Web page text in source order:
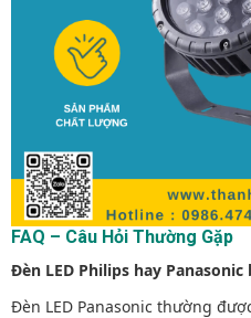
FAQ – Câu Hỏi Thường Gặp
Đèn LED Philips hay Panasonic
Đèn LED Panasonic thường